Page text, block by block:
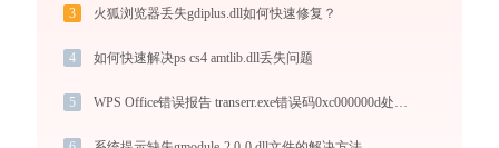
3 火狐浏览器丢失gdiplus.dll如何快速修复？
4 如何快速解决ps cs4 amtlib.dll丢失问题
5